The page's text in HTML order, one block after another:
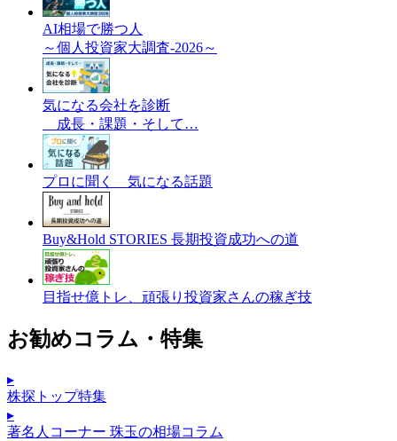
AI相場で勝つ人
～個人投資家大調査-2026～
気になる会社を診断
成長・課題・そして…
プロに聞く 気になる話題
Buy&Hold STORIES 長期投資成功への道
目指せ億トレ、頑張り投資家さんの稼ぎ技
お勧めコラム・特集
▸
株探トップ特集
▸
著名人コーナー 珠玉の相場コラム